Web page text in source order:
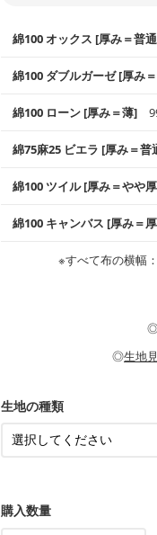
綿100 オックス [厚み＝普
使いやすさNo.1！しなや
通気性の高さがオックス生
縫いやすいため、布小物全
※レッスンバッグ、上履き
などの布小物
・布団カバーなどの寝具、
・スカート、甚平などの
綿100 ダブルガーゼ [厚み
柔らかくふんわりとした肌
やハンカチなど直接肌に触
シーズンで活躍してくれま
・スタイ、おくるみなどの
・ブラウス、チュニック
綿100 ローン [厚み＝薄]
上質で薄手の平織りの生地
手触りの良さが魅力。透け
・ブラウス、シャツ、チ
綿75麻25 ビエラ [厚み＝普
コットン75％リネン25％
ス生地よりもふんわりとし
綿100 ツイル [厚み＝やや
綾織りの生地です。しっ
がらも柔らかいのが特徴
・レッスンバッグ、上履
・カーテン、エプロン、
・パンツ、タックスカート
もっと詳しく見る
綿100 キャンバス [厚み＝
夫で高い耐久性がありま
ンケースなどの布小物、
・インテリア用品
※すべて布の横幅
◎生地
生地の種類
購入数量